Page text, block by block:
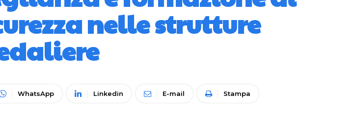
nelle strutture
WhatsApp Linkedin E-mail Stampa